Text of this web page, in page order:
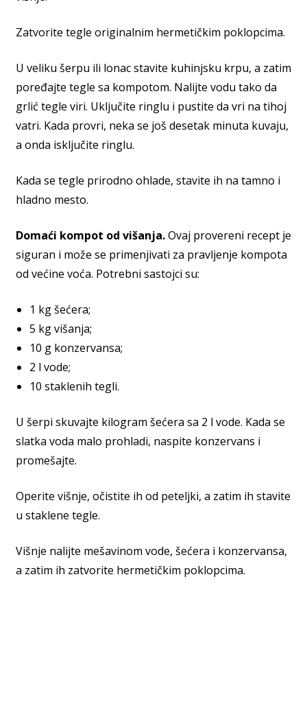
Zatvorite tegle originalnim hermetičkim poklopcima.
U veliku šerpu ili lonac stavite kuhinjsku krpu, a zatim
poređajte tegle sa kompotom. Nalijte vodu tako da
grlić tegle viri. Uključite ringlu i pustite da vri na tihoj
vatri. Kada provri, neka se još desetak minuta kuvaju,
a onda isključite ringlu.
Kada se tegle prirodno ohlade, stavite ih na tamno i
hladno mesto.
Domaći kompot od višanja.Ovaj provereni recept je
siguran i može se primenjivati za pravljenje kompota
od većine voća. Potrebni sastojci su:
1 kg šećera;
5 kg višanja;
10 g konzervansa;
2 l vode;
10 staklenih tegli.
U šerpi skuvajte kilogram šećera sa 2 l vode. Kada se
slatka voda malo prohladi, naspite konzervans i
promešajte.
Operite višnje, očistite ih od peteljki, a zatim ih stavite
u staklene tegle.
Višnje nalijte mešavinom vode, šećera i konzervansa,
a zatim ih zatvorite hermetičkim poklopcima.